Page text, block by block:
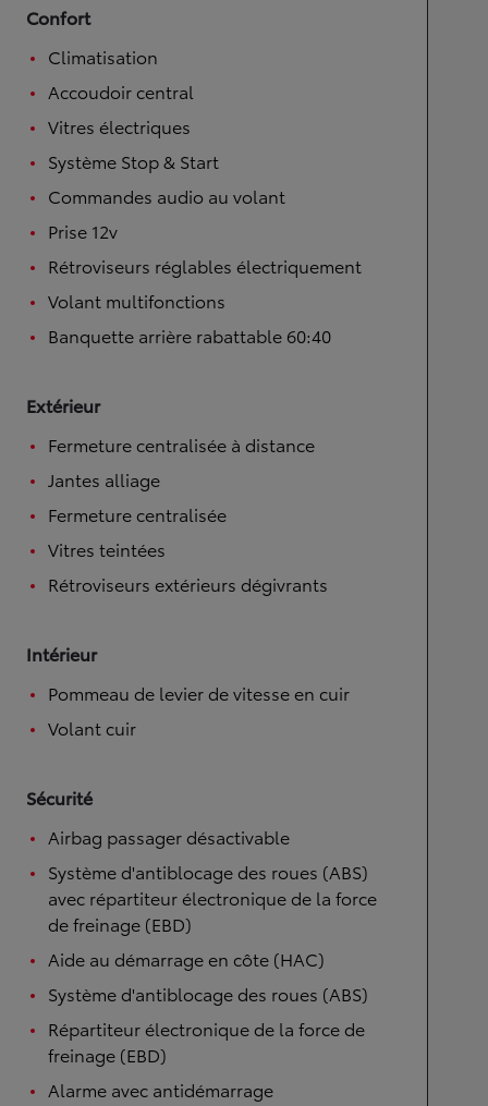
Confort
Climatisation
Accoudoir central
Vitres électriques
Système Stop & Start
Commandes audio au volant
Prise 12v
Rétroviseurs réglables électriquement
Volant multifonctions
Banquette arrière rabattable 60:40
Extérieur
Fermeture centralisée à distance
Jantes alliage
Fermeture centralisée
Vitres teintées
Rétroviseurs extérieurs dégivrants
Intérieur
Pommeau de levier de vitesse en cuir
Volant cuir
Sécurité
Airbag passager désactivable
Système d'antiblocage des roues (ABS)
avec répartiteur électronique de la force
de freinage (EBD)
Aide au démarrage en côte (HAC)
Système d'antiblocage des roues (ABS)
Répartiteur électronique de la force de
freinage (EBD)
Alarme avec antidémarrage